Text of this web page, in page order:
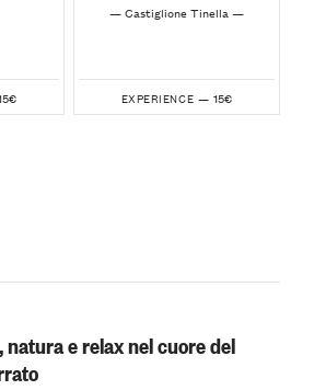
— Castiglione Tinella —
EXPERIENCE — 15€
natura e relax nel cuore del